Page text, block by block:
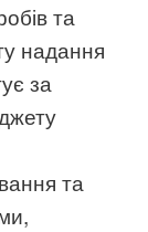
та
надання
за
та